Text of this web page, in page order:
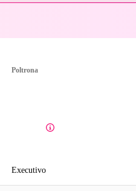
Poltrona
Executivo